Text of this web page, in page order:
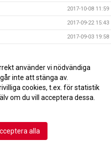
2017-10-08 11:59
2017-09-22 15:43
2017-09-03 19:58
2017-08-08 20:46
2017-08-07 21:13
använder vi nödvändiga
inte att stänga av.
cookies, t.ex. för statistik
om du vill acceptera dessa.
alla